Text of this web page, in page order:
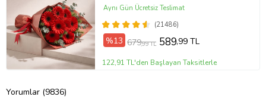
(21486)
Aynı Gün Ücretsiz Teslimat
%13 679,99 TL 589,99 TL
122,91 TL'den Başlayan Taksitlerle
Yorumlar (9836)